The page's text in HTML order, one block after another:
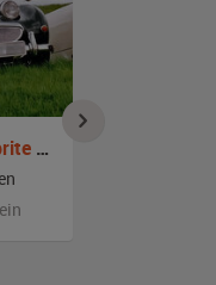
Austin-Healey Sprite Frogeye